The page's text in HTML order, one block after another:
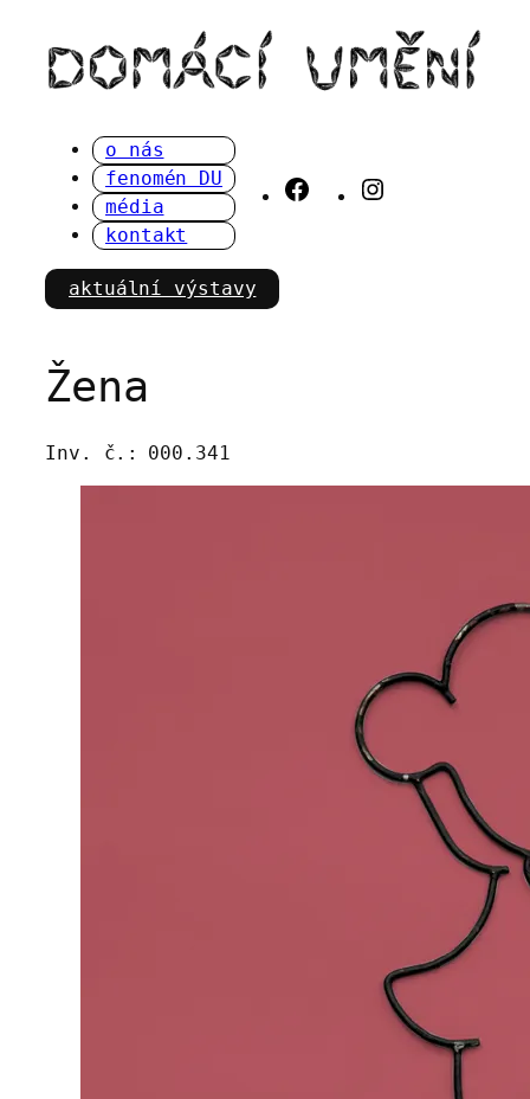
obsah
o nás
fenomén DU
média
kontakt
Facebook
aktuální výstavy
Žena
Inv. č.: 000.341